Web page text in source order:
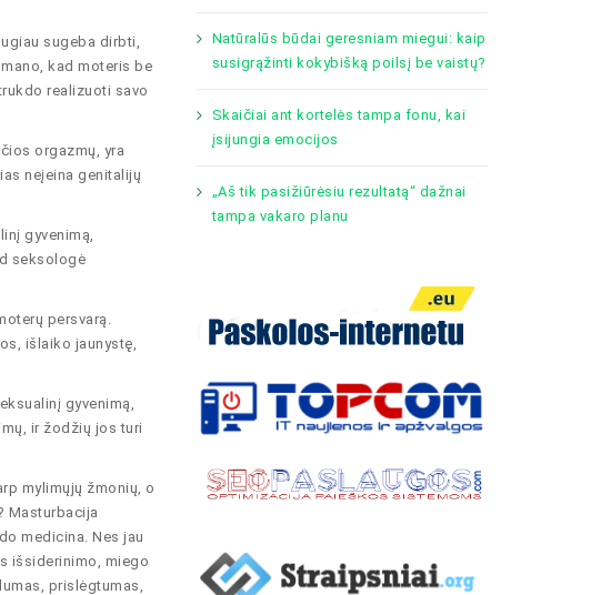
sugeba dirbti,
kad moteris be
realizuoti savo
orgazmų, yra
neįeina genitalijų
gyvenimą,
seksologė
persvarą.
išlaiko jaunystę,
gyvenimą,
ir žodžių jos turi
mylimųjų žmonių, o
Masturbacija
medicina. Nes jau
išsiderinimo, miego
prislėgtumas,
Natūralūs būdai geresniam miegui: kaip
susigrąžinti kokybišką poilsį be vaistų?
Skaičiai ant kortelės tampa fonu, kai
įsijungia emocijos
„Aš tik pasižiūrėsiu rezultatą“ dažnai
tampa vakaro planu